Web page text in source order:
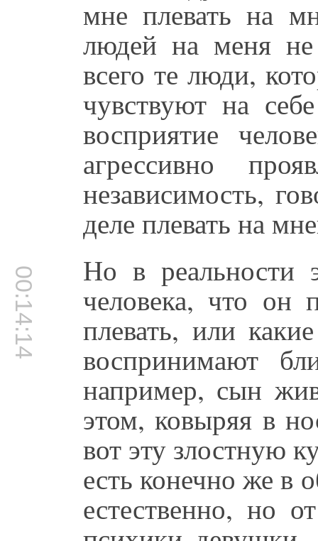
мне плевать на
людей на меня не
всего те люди,
чувствуют на
восприятие
агрессивно
независимость,
деле плевать на
00:14:14 Но в реальности
человека, что он
плевать, или
воспринимают
например, сын
этом, ковыряя в
вот эту злостную
есть конечно же в
естественно, но